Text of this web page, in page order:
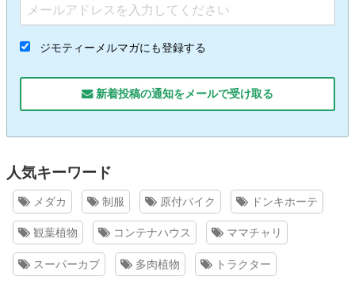
ジモティーメルマガにも登録する
新着投稿の通知をメールで受け取る
人気キーワード
メダカ 制服 原付バイク ドンキホーテ
観葉植物 コンテナハウス ママチャリ
スーパーカブ 多肉植物 トラクター